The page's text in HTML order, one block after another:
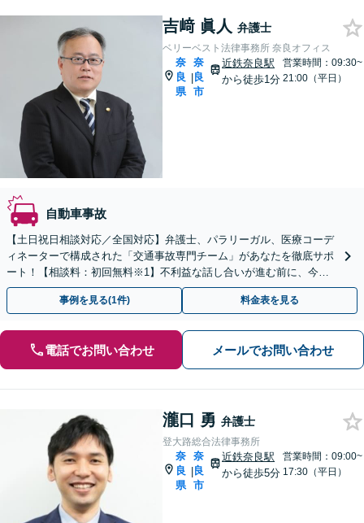
吉﨑 眞人 弁護士
ベリーベスト法律事務所 奈良オフィス
奈
良
県
|
奈
良
市
近鉄奈良駅
から徒歩1分
営業時間：09:30~
21:00（平日）
自動車事故
【土日祝日相談対応／全国対応】弁護士、パラリーガル、医療コーデ
ィネーターで構成された「交通事故専門チーム」があなたを徹底サポ
ート！【相談料：初回無料※1】不利益な話し合いが進む前に、今す
ぐ相談！
事例を見る(1件) 料金表を見る
電話でお問い合わせ メールでお問い合わせ
瀧口 勇 弁護士
登大路総合法律事務所
奈
良
県
|
奈
良
市
近鉄奈良駅
から徒歩5分
営業時間：09:00~
17:30（平日）